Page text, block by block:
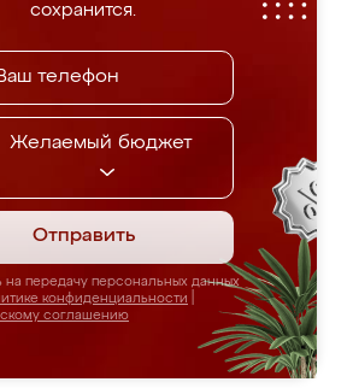
сохранится.
Желаемый бюджет
Отправить
передачу персональных данных
конфиденциальности
соглашению